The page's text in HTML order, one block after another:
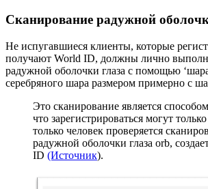
Сканирование радужной
Не испугавшиеся клиенты, которые
получают World ID, должны лично
радужной оболочки глаза с помощью
серебряного шара размером примерно с
Это сканирование является
что зарегистрироваться могут
только человек проверяется
радужной оболочки глаза orb,
ID (Источник).